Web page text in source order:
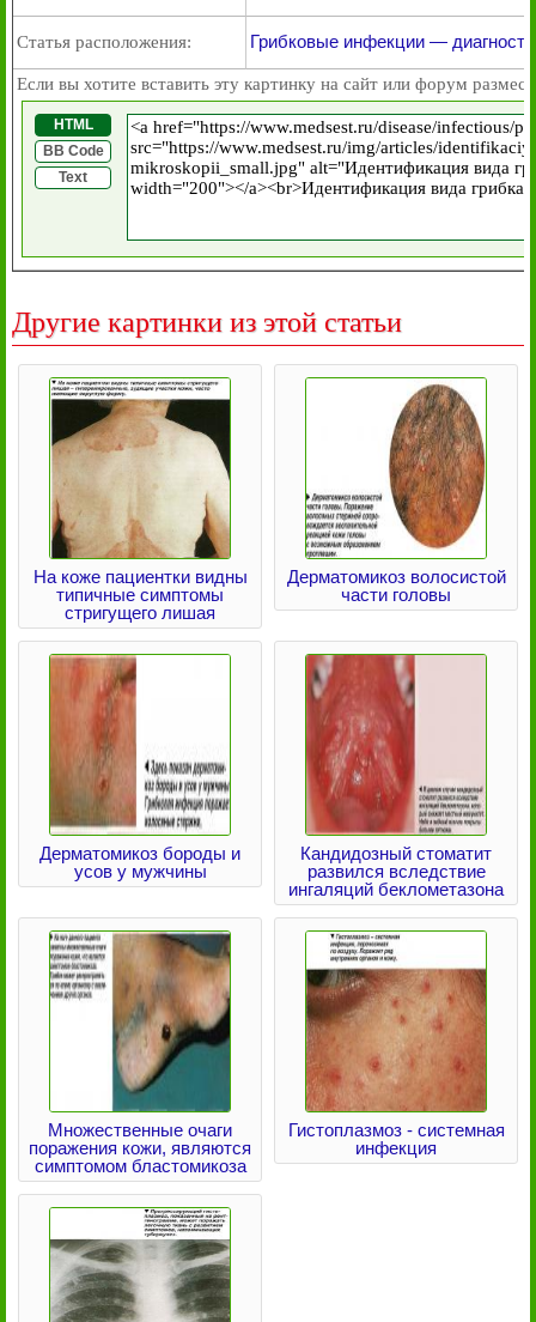
Статья расположения: Грибковые инфекции —
Если вы хотите вставить эту картинку на сайт или форум
HTML
BB Code
Text
Другие картинки из этой статьи
На коже пациентки видны
типичные симптомы
стригущего лишая
Дерматомикоз волосистой
части головы
Дерматомикоз бороды и
усов у мужчины
Кандидозный стоматит
развился вследствие
ингаляций беклометазона
Множественные очаги
поражения кожи, являются
симптомом бластомикоза
Гистоплазмоз - системная
инфекция